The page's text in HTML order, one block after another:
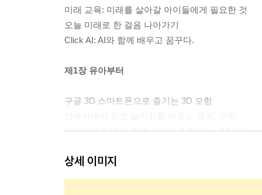
미래 교육: 미래를 살아갈 아이들에게 필요한 것
오늘 미래로 한 걸음 나아가기
Click AI: AI와 함께 배우고 꿈꾸다.
제1장 유아부터
구글 3D 스마트폰으로 즐기는 3D 모험
데이터쉐프 내가 찍은 사진으로 만드는 색칠공부
수노 AI 우리 가족 노래 만들기
미리캔버스, Remove.bg, 캔바 내 손으로 준비하는
상세 이미지